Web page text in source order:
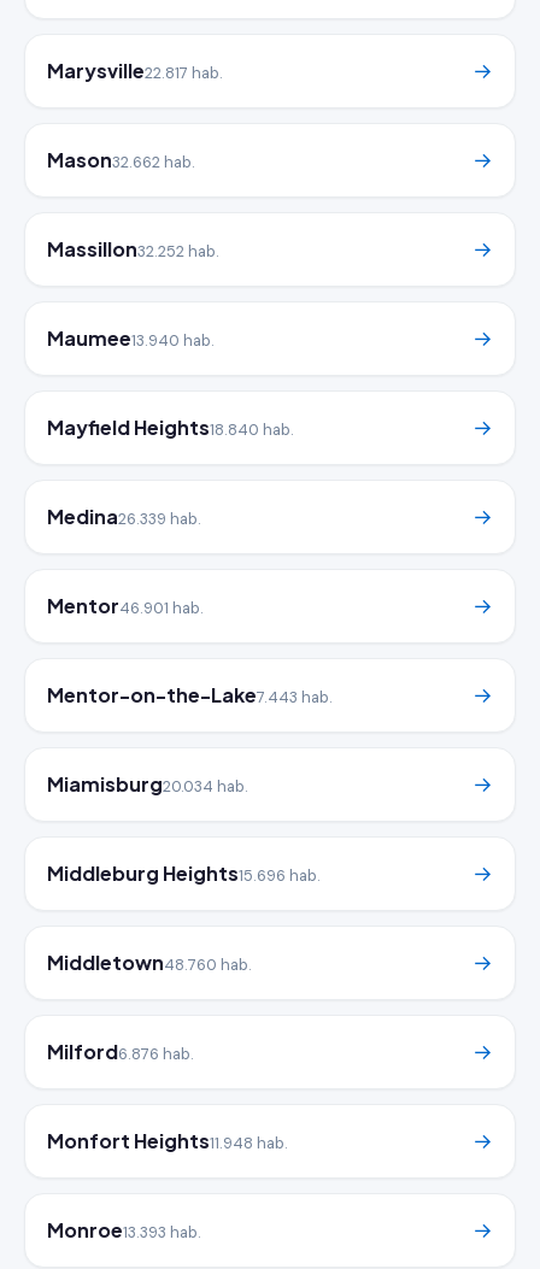
Marysville22.817 hab. →
Mason32.662 hab. →
Massillon32.252 hab. →
Maumee13.940 hab. →
Mayfield Heights18.840 hab. →
Medina26.339 hab. →
Mentor46.901 hab. →
Mentor-on-the-Lake7.443 hab. →
Miamisburg20.034 hab. →
Middleburg Heights15.696 hab. →
Middletown48.760 hab. →
Milford6.876 hab. →
Monfort Heights11.948 hab. →
Monroe13.393 hab. →